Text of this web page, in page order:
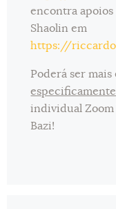
encontra apoios
Shaolin em
https://
Poderá ser
individual Zoom
Bazi!